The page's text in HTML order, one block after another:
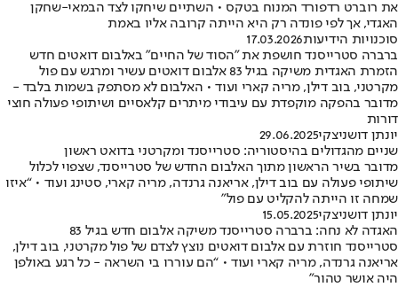
את רוברט רדפורד המנוח בטקס • השתיים שיחקו לצד הבמאי-שחקן
האגדי, אך לפי פונדה רק היא הייתה קרובה אליו באמת
סוכנויות הידיעות17.03.2026
ברברה סטרייסנד חושפת את "הסוד של החיים" באלבום דואטים חדש
הזמרת האגדית משיקה בגיל 83 אלבום דואטים עשיר ומרגש עם פול
מקרטני, בוב דילן, מריה קארי ועוד • האלבום לא מסתפק בשמות בלבד -
מדובר בהפקה מוקפדת עם עיבודי מיתרים קלאסיים ושיתופי פעולה חוצי
דורות
יונתן דושניצקי29.06.2025
שניים מהגדולים בהיסטוריה: סטרייסנד ומקרטני בדואט ראשון
מדובר בשיר הראשון מתוך האלבום החדש של סטרייסנד, שצפוי לכלול
שיתופי פעולה עם בוב דילן, אריאנה גרנדה, מריה קארי, סטינג ועוד • “איזו
שמחה זו הייתה להקליט עם פול”
יונתן דושניצקי15.05.2025
האגדה לא נחה: ברברה סטרייסנד משיקה אלבום חדש בגיל 83
סטרייסנד חוזרת עם אלבום דואטים נוצץ לצדם של פול מקרטני, בוב דילן,
אריאנה גרנדה, מריה קארי ועוד • “הם עוררו בי השראה - כל רגע באולפן
היה אושר טהור”